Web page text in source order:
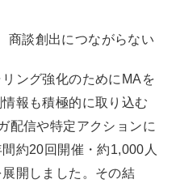
商談創出につながらない
ング強化のためにMAを
報も積極的に取り込む
配信や特定アクションに
約20回開催・約1,000人
開しました。その結